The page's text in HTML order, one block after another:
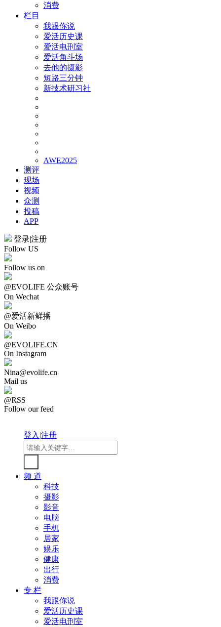
消费
栏目
我跟你说
爱活历史课
爱活电刑室
爱活角斗场
去他的摄影
短路三分钟
新技术研习社
AWE2025
测评
现场
视频
众测
投稿
APP
登录|注册
Follow US
Follow us on
@EVOLIFE 公众账号
On Wechat
@爱活新鲜播
On Weibo
@EVOLIFE.CN
On Instagram
Nina@evolife.cn
Mail us
@RSS
Follow our feed
登入|注册
频 道
科技
摄影
影音
电脑
手机
居家
娱乐
健康
出行
消费
专 栏
我跟你说
爱活历史课
爱活电刑室